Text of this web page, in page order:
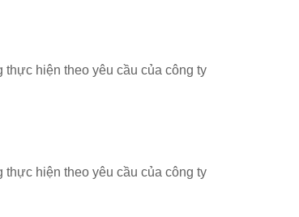
thực hiện theo yêu cầu của công ty
hiện theo yêu cầu của công ty